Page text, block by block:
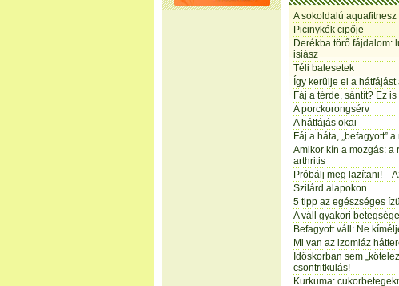
A sokoldalú aquafitnesz
Picinykék cipője
Derékba törő fájdalom:
isiász
Téli balesetek
Így kerülje el a
Fáj a térde, sántít? Ez
A porckorongsérv
A hátfájás okai
Fáj a háta, „befagyott”
Amikor kín a mozgás: a
arthritis
Próbálj meg lazítani! –
Szilárd alapokon
5 tipp az egészséges
A váll gyakori
Befagyott váll: Ne
Mi van az izomláz
Időskorban sem
csontritkulás!
Kurkuma: